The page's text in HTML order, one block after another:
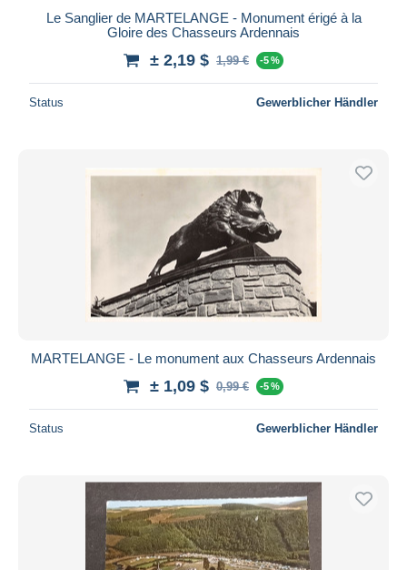
Le Sanglier de MARTELANGE - Monument érigé à la
Gloire des Chasseurs Ardennais
± 2,19 $ 1,99 € -5 %
Status Gewerblicher Händler
MARTELANGE - Le monument aux Chasseurs Ardennais
± 1,09 $ 0,99 € -5 %
Status Gewerblicher Händler